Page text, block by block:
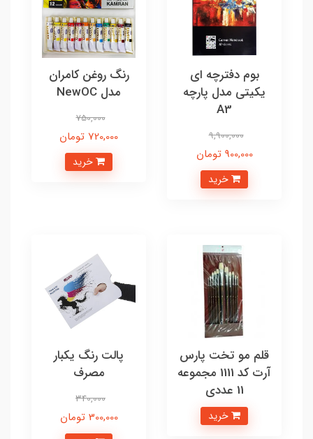
بوم دفترچه ای
یکیتی مدل پارچه
A3
9,900,000
900,000 تومان
رنگ روغن کامران
مدل NewOC
750,000
720,000 تومان
قلم مو تخت پارس
آرت کد 1111 مجموعه
11 عددی
پالت رنگ یکبار
مصرف
340,000
300,000 تومان